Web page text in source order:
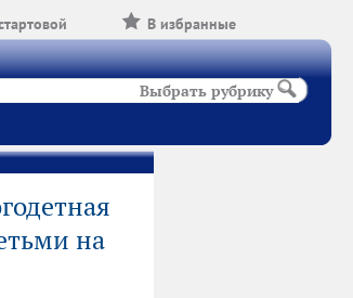
В избранные
Выбрать рубрику
на